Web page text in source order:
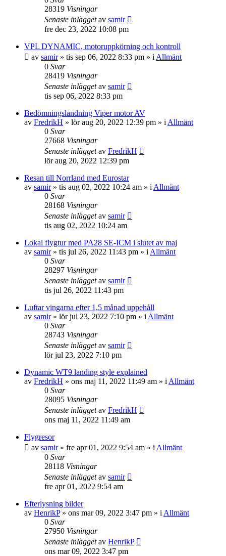
28319 Visningar
Senaste inläggetav samir
fre dec 23, 2022 10:08 pm
VPL DYNAMIC, motoruppkörning och kontroll
av samir» tis sep 06, 2022 8:33 pm » i Allmänt
0 Svar
28419 Visningar
Senaste inläggetav samir
tis sep 06, 2022 8:33 pm
Bedömningslandning Viper motor AV
av FredrikH » lör aug 20, 2022 12:39 pm » i Allmänt
0 Svar
27668 Visningar
Senaste inläggetav FredrikH
lör aug 20, 2022 12:39 pm
Resan till Norrland med Eurostar
av samir» tis aug 02, 2022 10:24 am » i Allmänt
0 Svar
28168 Visningar
Senaste inläggetav samir
tis aug 02, 2022 10:24 am
Lokal flygtur med PA28 SE-ICM i slutet av maj
av samir» tis jul 26, 2022 11:43 pm » i Allmänt
0 Svar
28297 Visningar
Senaste inläggetav samir
tis jul 26, 2022 11:43 pm
Luftar vingarna efter 1,5 månad uppehåll
av samir» lör jul 23, 2022 7:10 pm » i Allmänt
0 Svar
28743 Visningar
Senaste inläggetav samir
lör jul 23, 2022 7:10 pm
Dynamic WT9 landing style explained
av FredrikH » ons maj 11, 2022 11:49 am » i Allmänt
0 Svar
28095 Visningar
Senaste inläggetav FredrikH
ons maj 11, 2022 11:49 am
Flygresor
av samir» fre apr 01, 2022 9:54 am » i Allmänt
0 Svar
28118 Visningar
Senaste inläggetav samir
fre apr 01, 2022 9:54 am
Efterlysning bilder
av HenrikP» ons mar 09, 2022 3:47 pm » i Allmänt
0 Svar
27950 Visningar
Senaste inläggetav HenrikP
ons mar 09, 2022 3:47 pm